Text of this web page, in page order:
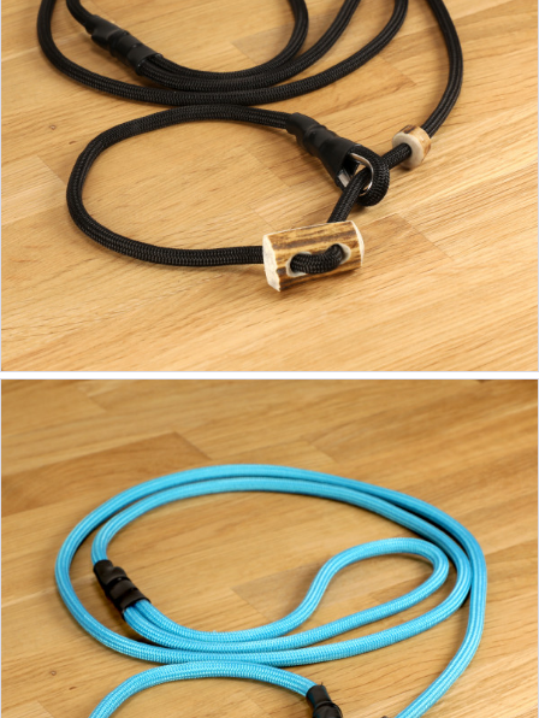
19,90 €